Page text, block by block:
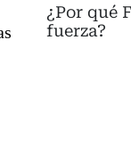
¿Por qué
fuerza?